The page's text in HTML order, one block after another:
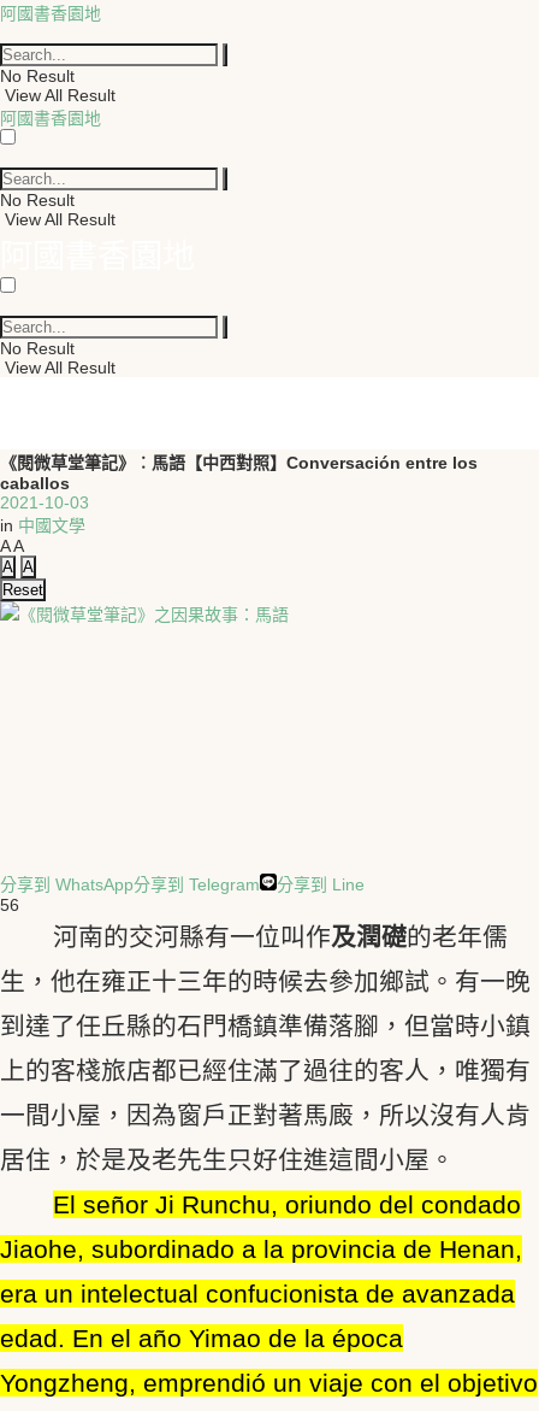
阿國書香園地
No Result
View All Result
阿國書香園地
No Result
View All Result
No Result
View All Result
《閱微草堂筆記》︰馬語【中西對照】Conversación entre los
caballos
2021-10-03
in 中國文學
AA
A A
Reset
分享到 WhatsApp分享到 Telegram
分享到 Line
56
河南的交河縣有一位叫作及潤礎的老年儒
生，他在雍正十三年的時候去參加鄉試。有一晚
到達了任丘縣的石門橋鎮準備落腳，但當時小鎮
上的客棧旅店都已經住滿了過往的客人，唯獨有
一間小屋，因為窗戶正對著馬廄，所以沒有人肯
居住，於是及老先生只好住進這間小屋。
El señor Ji Runchu, oriundo del condado
Jiaohe, subordinado a la provincia de Henan,
era un intelectual confucionista de avanzada
edad. En el año Yimao de la época
Yongzheng, emprendió un viaje con el objetivo